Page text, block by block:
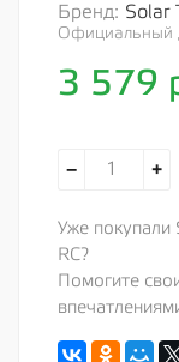
Бренд: Solar
Официальный
3 579
− +
Уже покупали
RC?
Помогите